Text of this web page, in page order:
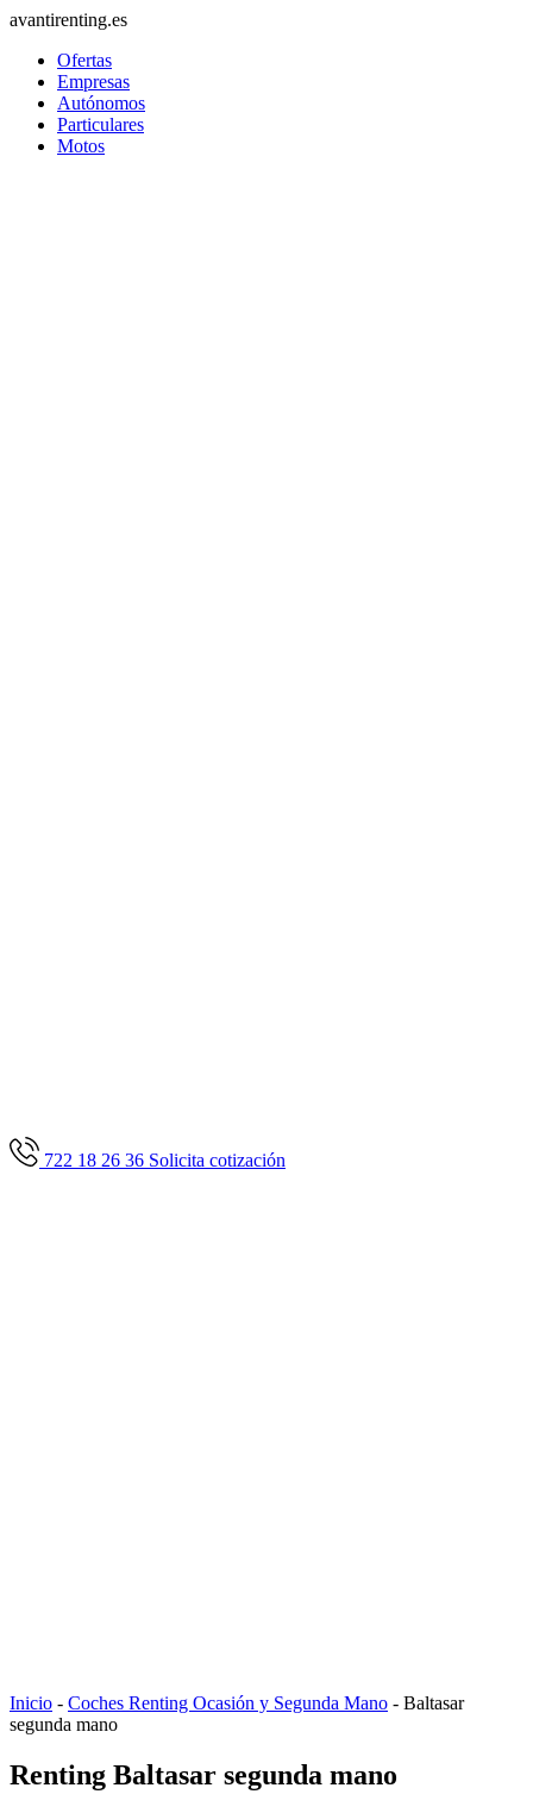
avantirenting.es
Ofertas
Empresas
Autónomos
Particulares
Motos
722 18 26 36 Solicita cotización
Inicio - Coches Renting Ocasión y Segunda Mano - Baltasar
segunda mano
Renting Baltasar segunda mano